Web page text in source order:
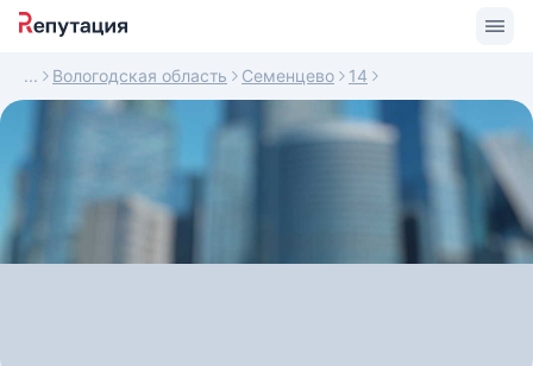
Вологодская область Семенцево 14